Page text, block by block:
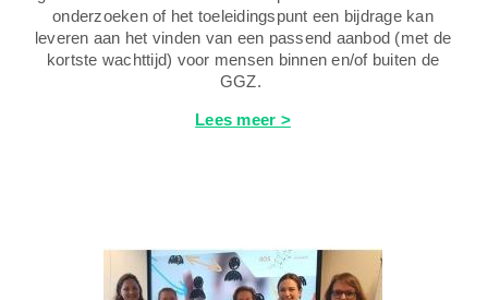
onderzoeken of het toeleidingspunt een bijdrage kan
leveren aan het vinden van een passend aanbod (met de
kortste wachttijd) voor mensen binnen en/of buiten de
GGZ.
Lees meer >